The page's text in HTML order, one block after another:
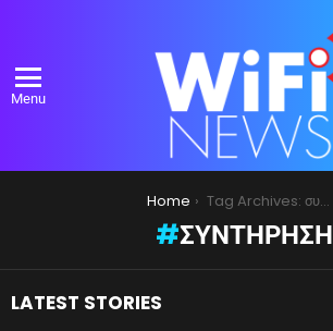
Menu
Home Tag Archives: συντήρηση
ΣΥΝΤΉΡΗΣΗ
LATEST STORIES